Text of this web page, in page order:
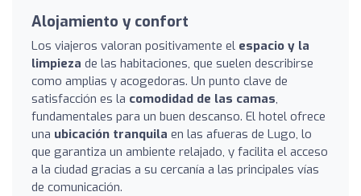
Alojamiento y confort
Los viajeros valoran positivamente el espacio y la
limpieza de las habitaciones, que suelen describirse
como amplias y acogedoras. Un punto clave de
satisfacción es la comodidad de las camas,
fundamentales para un buen descanso. El hotel ofrece
una ubicación tranquila en las afueras de Lugo, lo
que garantiza un ambiente relajado, y facilita el acceso
a la ciudad gracias a su cercanía a las principales vías
de comunicación.